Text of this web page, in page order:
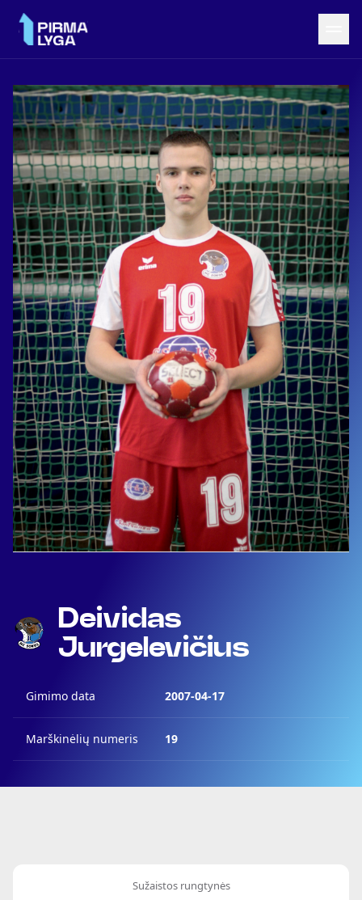
Grįžti į LRF puslapį
Naujienos
Tvarkaraštis
Rezultatai
Statistika
Turnyrinė lentelė
Komandos
Deividas
Jurgelevičius
Gimimo data 2007-04-17
Marškinėlių numeris 19
Sužaistos rungtynės